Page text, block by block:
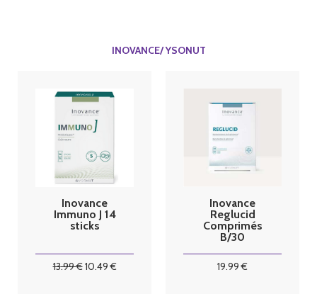
INOVANCE/ YSONUT
Inovance
Immuno J 14
sticks
13.99€10.49€
Inovance
Reglucid
Comprimés
B/30
19.99 €